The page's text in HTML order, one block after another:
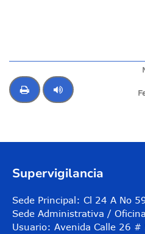
Supervigilancia
Sede Principal: Cl 24 A No
Sede Administrativa /
Usuario: Avenida Calle 26